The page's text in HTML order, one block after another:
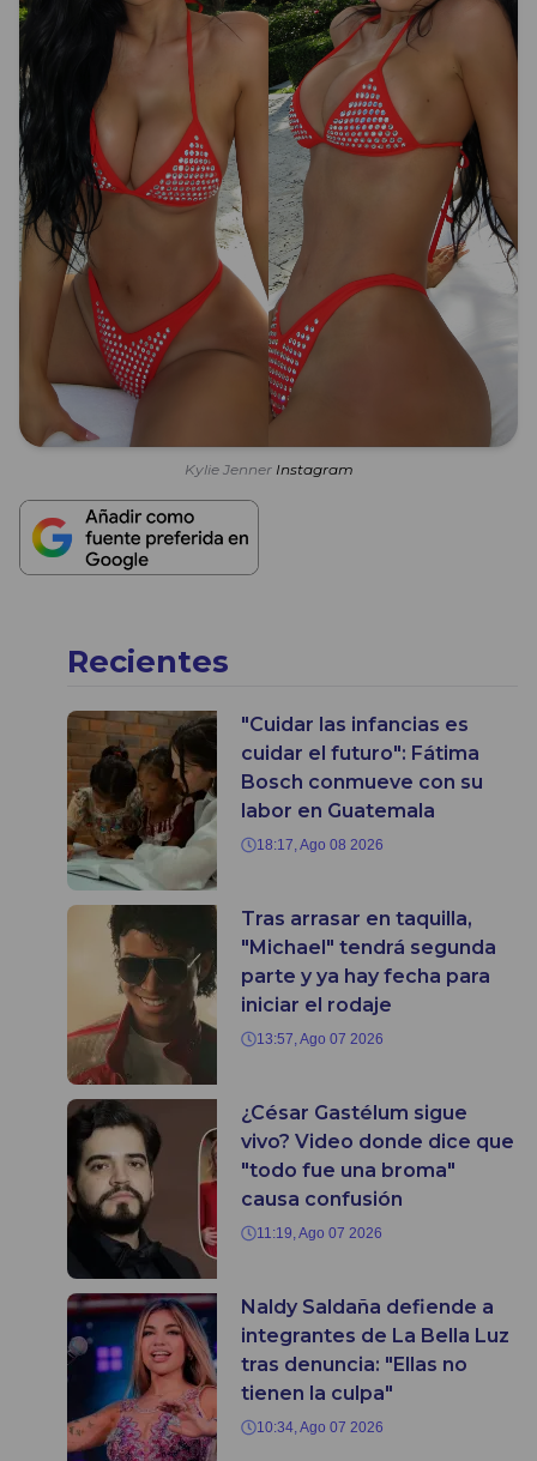
Kylie Jenner Instagram
Recientes
"Cuidar las infancias es
cuidar el futuro": Fátima
Bosch conmueve con su
labor en Guatemala
18:17, Ago 08 2026
Tras arrasar en taquilla,
"Michael" tendrá segunda
parte y ya hay fecha para
iniciar el rodaje
13:57, Ago 07 2026
¿César Gastélum sigue
vivo? Video donde dice que
"todo fue una broma"
causa confusión
11:19, Ago 07 2026
Naldy Saldaña defiende a
integrantes de La Bella Luz
tras denuncia: "Ellas no
tienen la culpa"
10:34, Ago 07 2026